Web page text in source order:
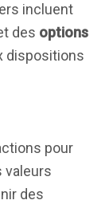
incluent
des options
dispositions
pour
valeurs
des